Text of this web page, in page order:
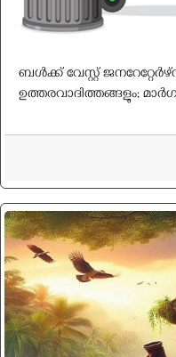
ബൾക്ക് വേസ്റ്റ്
ഉത്തരവാദിത്തങ്ങളും;